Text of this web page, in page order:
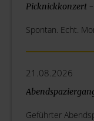
Picknickkonzert
Spontan. Echt.
21.08.2026
Geführter